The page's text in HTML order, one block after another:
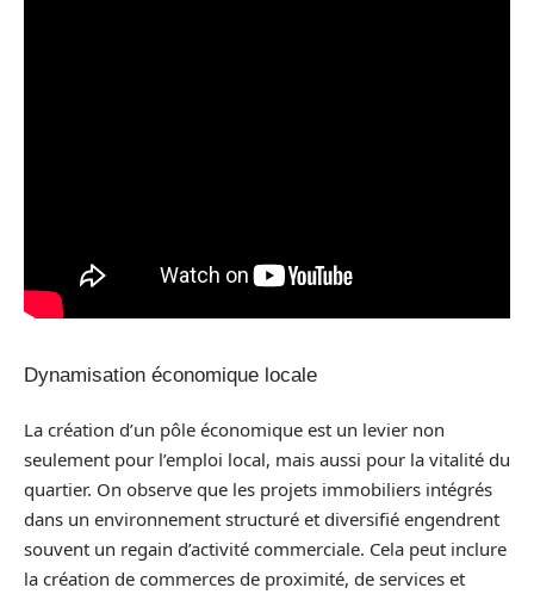
Dynamisation économique locale
La création d’un pôle économique est un levier non
seulement pour l’emploi local, mais aussi pour la vitalité du
quartier. On observe que les projets immobiliers intégrés
dans un environnement structuré et diversifié engendrent
souvent un regain d’activité commerciale. Cela peut inclure
la création de commerces de proximité, de services et